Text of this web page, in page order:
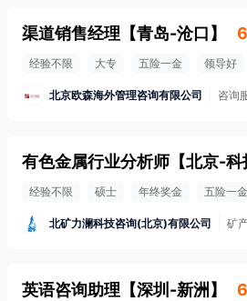
渠道销售经理 【青岛-沧口 】
经验不限 大专 五险一金 领导好
北京欧森海外管理咨询有限公司 咨询
有色金属行业分析师 【北京-科
经验不限 硕士 年终奖金 五险一金
北矿力澜科技咨询(北京)有限公司 矿
英语咨询助理 【深圳-新洲 】